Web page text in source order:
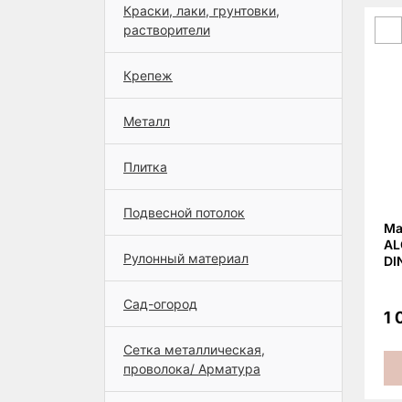
Краски, лаки, грунтовки,
растворители
Крепеж
Металл
Плитка
Подвесной потолок
Рулонный материал
Сад-огород
Сетка металлическая,
проволока/ Арматура
1